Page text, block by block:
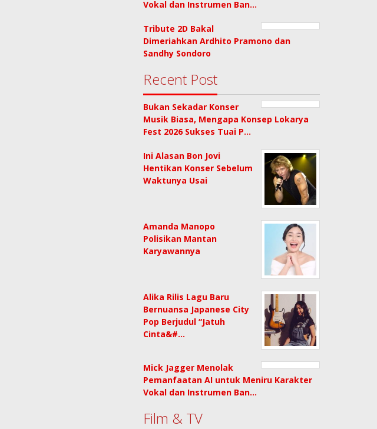
Vokal dan Instrumen Ban…
Tribute 2D Bakal
Dimeriahkan Ardhito Pramono dan
Sandhy Sondoro
Recent Post
Bukan Sekadar Konser
Musik Biasa, Mengapa Konsep Lokarya
Fest 2026 Sukses Tuai P…
Ini Alasan Bon Jovi
Hentikan Konser Sebelum
Waktunya Usai
Amanda Manopo
Polisikan Mantan
Karyawannya
Alika Rilis Lagu Baru
Bernuansa Japanese City
Pop Berjudul “Jatuh
Cinta&#…
Mick Jagger Menolak
Pemanfaatan AI untuk Meniru Karakter
Vokal dan Instrumen Ban…
Film & TV